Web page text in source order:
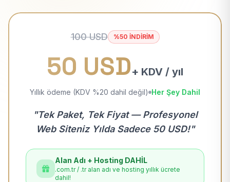
100 USD %50 İNDİRİM
50 USD+ KDV / yıl
Yıllık ödeme (KDV %20 dahil değil) Her Şey Dahil
"Tek Paket, Tek Fiyat — Profesyonel
Web Siteniz Yılda Sadece 50 USD!"
Alan Adı + Hosting DAHİL
.com.tr / .tr alan adı ve hosting yıllık ücrete
dahil!